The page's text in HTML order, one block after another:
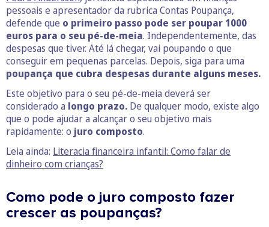
pessoais e apresentador da rubrica Contas Poupança,
defende que o primeiro passo pode ser poupar 1000
euros para o seu pé-de-meia. Independentemente, das
despesas que tiver. Até lá chegar, vai poupando o que
conseguir em pequenas parcelas. Depois, siga para uma
poupança que cubra despesas durante alguns meses.
Este objetivo para o seu pé-de-meia deverá ser
considerado a longo prazo. De qualquer modo, existe algo
que o pode ajudar a alcançar o seu objetivo mais
rapidamente: o juro composto.
Leia ainda: Literacia financeira infantil: Como falar de
dinheiro com crianças?
Como pode o juro composto fazer
crescer as poupanças?